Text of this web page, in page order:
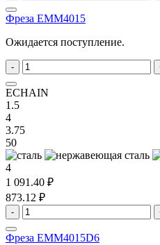
Фреза EMM4015
Ожидается поступление.
-
ECHAIN
1.5
4
3.75
50
4
1 091.40 ₽
873.12 ₽
-
Фреза EMM4015D6